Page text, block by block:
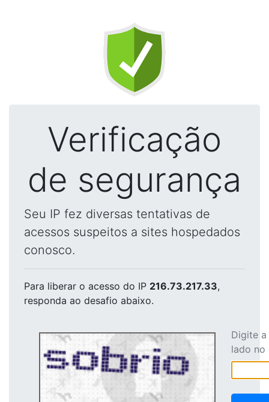
Verificação
de segurança
Seu IP fez diversas tentativas de
acessos suspeitos a sites hospedados
conosco.
Para liberar o acesso do IP 216.73.217.33,
responda ao desafio abaixo.
Digite
lado no